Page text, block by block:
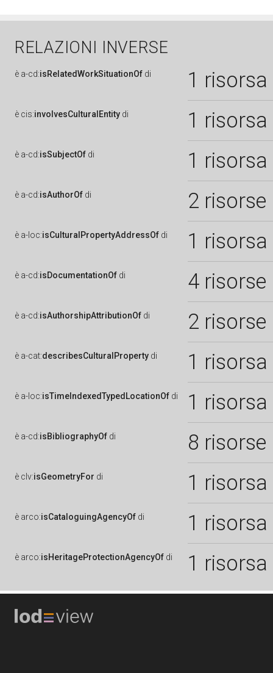
RELAZIONI INVERSE
è a-cd:isRelatedWorkSituationOf di 1 risorsa
è cis:involvesCulturalEntity di 1 risorsa
è a-cd:isSubjectOf di 1 risorsa
è a-cd:isAuthorOf di 2 risorse
è a-loc:isCulturalPropertyAddressOf di 1 risorsa
è a-cd:isDocumentationOf di 4 risorse
è a-cd:isAuthorshipAttributionOf di 2 risorse
è a-cat:describesCulturalProperty di 1 risorsa
è a-loc:isTimeIndexedTypedLocationOf di 1 risorsa
è a-cd:isBibliographyOf di 8 risorse
è clv:isGeometryFor di 1 risorsa
è arco:isCataloguingAgencyOf di 1 risorsa
è arco:isHeritageProtectionAgencyOf di 1 risorsa